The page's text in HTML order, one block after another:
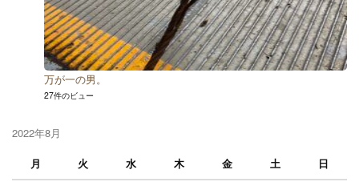
万が一の男。
27件のビュー
2022年8月
月
火 水 木 金 土 日